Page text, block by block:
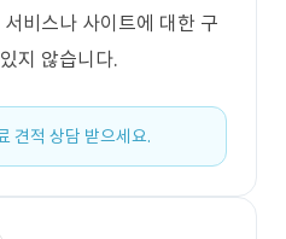
비스나 사이트에 대한 구
지 않습니다.
견적 상담 받으세요.